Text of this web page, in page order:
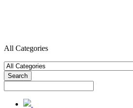
All Categories
Search